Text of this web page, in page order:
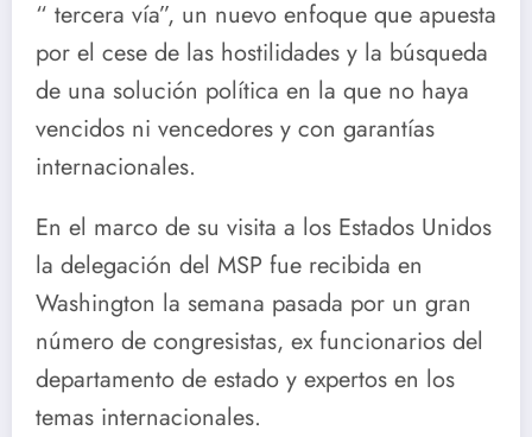
“ tercera vía”, un nuevo enfoque que apuesta
por el cese de las hostilidades y la búsqueda
de una solución política en la que no haya
vencidos ni vencedores y con garantías
internacionales.
En el marco de su visita a los Estados Unidos
la delegación del MSP fue recibida en
Washington la semana pasada por un gran
número de congresistas, ex funcionarios del
departamento de estado y expertos en los
temas internacionales.